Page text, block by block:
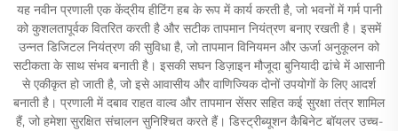
यह नवीन प्रणाली एक केंद्रीय हीटिंग हब के रूप में कार्य करती है, जो भवनों में गर्म पानी
को कुशलतापूर्वक वितरित करती है और सटीक तापमान नियंत्रण बनाए रखती है। इसमें
उन्नत डिजिटल नियंत्रण की सुविधा है, जो तापमान विनियमन और ऊर्जा अनुकूलन को
सटीकता के साथ संभव बनाती है। इसकी सघन डिज़ाइन मौजूदा बुनियादी ढांचे में आसानी
से एकीकृत हो जाती है, जो इसे आवासीय और वाणिज्यिक दोनों उपयोगों के लिए आदर्श
बनाती है। प्रणाली में दबाव राहत वाल्व और तापमान सेंसर सहित कई सुरक्षा तंत्र शामिल
हैं, जो हमेशा सुरक्षित संचालन सुनिश्चित करते हैं। डिस्ट्रीब्यूशन कैबिनेट बॉयलर उच्च-